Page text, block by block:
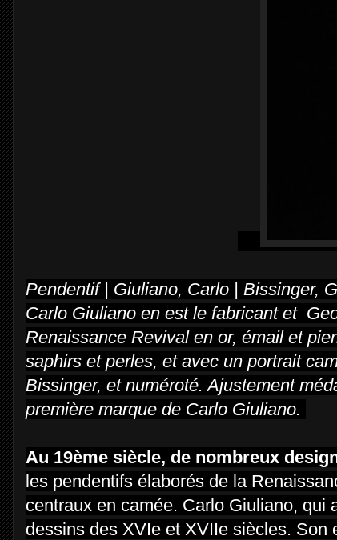
Pendentif | Giuliano, Carlo | Bissinger,
Carlo Giuliano en est le fabricant et
Renaissance Revival en or, émail et
saphirs et perles, et avec un portrait
Bissinger, et numéroté. Ajustement
première marque de Carlo Giuliano.
Au 19ème siècle, de nombreux
les pendentifs élaborés de la
centraux en camée. Carlo Giuliano, qui
dessins des XVIe et XVIIe siècles.